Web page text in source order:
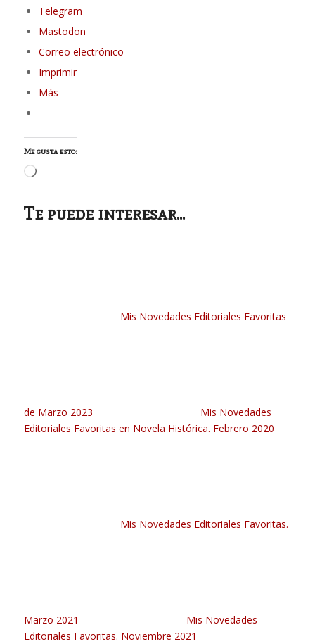
Telegram
Mastodon
Correo electrónico
Imprimir
Más
Me gusta esto:
Cargando...
Te puede interesar...
Mis Novedades Editoriales Favoritas
de Marzo 2023
Mis Novedades
Editoriales Favoritas en Novela Histórica. Febrero 2020
Mis Novedades Editoriales Favoritas.
Marzo 2021
Mis Novedades
Editoriales Favoritas. Noviembre 2021